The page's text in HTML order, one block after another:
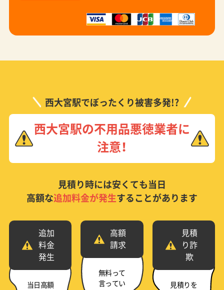
西大宮駅でぼったくり被害多発!?
西大宮駅の不用品悪徳業者に
注意！
見積り時には安くても当日
高額な追加料金が発生することがあります
追加
料金
発生
当日高額
高額
請求
無料って
言ってい
見積
り詐
欺
見積りを